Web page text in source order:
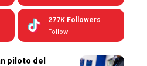
277K Followers
Follow
piloto del